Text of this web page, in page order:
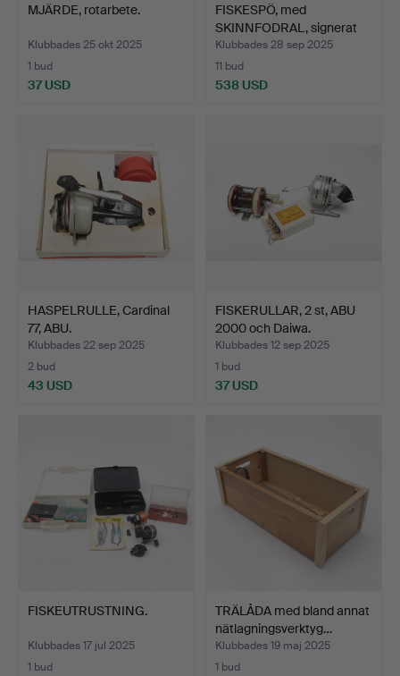
MJÄRDE, rotarbete.
Klubbades 25 okt 2025
1 bud
37 USD
FISKESPÖ, med
SKINNFODRAL, signerat
Gene E…
Klubbades 28 sep 2025
11 bud
538 USD
HASPELRULLE, Cardinal
77, ABU.
Klubbades 22 sep 2025
2 bud
43 USD
FISKERULLAR, 2 st, ABU
2000 och Daiwa.
Klubbades 12 sep 2025
1 bud
37 USD
FISKEUTRUSTNING.
Klubbades 17 jul 2025
1 bud
TRÄLÅDA med bland annat
nätlagningsverktyg…
Klubbades 19 maj 2025
1 bud